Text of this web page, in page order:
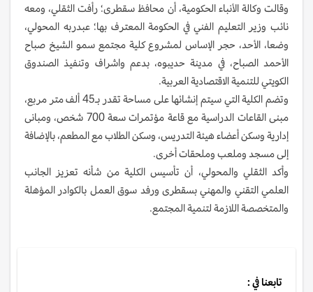
وقالت وكالة الأنباء الحكومية، أن محافظ سقطرى؛ رأفت الثقلي، ومعه
نائب وزير التعليم الفني في الحكومة المعترف بها؛ عبدربه المحولي،
وضعا، الأحد، حجر الإساس لمشروع كلية مجتمع سمو الشيخ صباح
الأحمد الصباح، في مدينة حديبوه، بدعم واشراف وتنفيذ الصندوق
الكويتي للتنمية الاقتصادية العربية.
وتضم الكلية التي سيتم إنشائها على مساحة تقدر بـ45 ألف متر مربع،
مبنى القاعات الدراسية مع قاعة مؤتمرات سعة 700 شخص، ومبانى
إدارية وسكن أعضاء هيئة التدريس، وسكن الطلاب مع المطعم، بالإضافة
إلى مسجد وملعب وملحقات أخرى.
وأكد الثقلي والمحولي، أن تأسيس الكلية من شأنه تعزيز الجانب
العلمي التقني والمهني بسقطرى ورفد سوق العمل بالكوادر المؤهلة
والمتخصصة اللازمة لتنمية المجتمع.
تابعنا في :